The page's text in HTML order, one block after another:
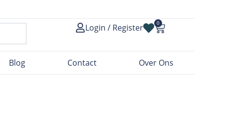
Login / Register 0
Blog Contact Over Ons